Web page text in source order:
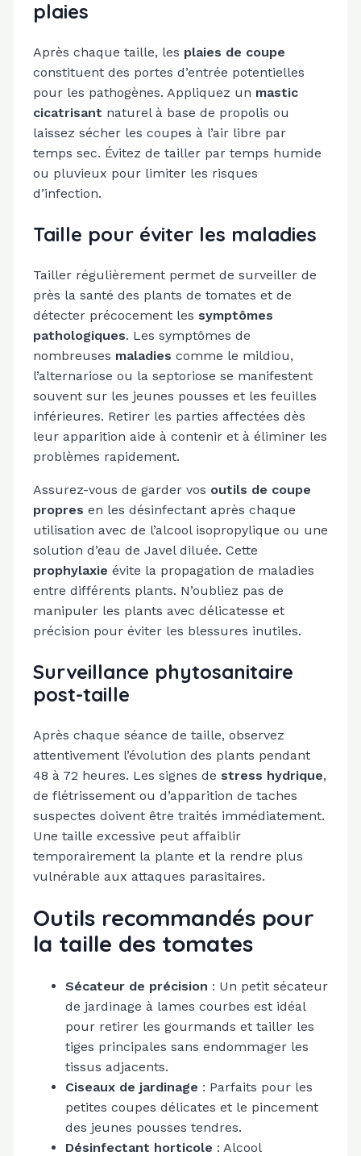
plaies
Après chaque taille, les plaies de coupe
constituent des portes d’entrée potentielles
pour les pathogènes. Appliquez un mastic
cicatrisant naturel à base de propolis ou
laissez sécher les coupes à l’air libre par
temps sec. Évitez de tailler par temps humide
ou pluvieux pour limiter les risques
d’infection.
Taille pour éviter les maladies
Tailler régulièrement permet de surveiller de
près la santé des plants de tomates et de
détecter précocement les symptômes
pathologiques. Les symptômes de
nombreuses maladies comme le mildiou,
l’alternariose ou la septoriose se manifestent
souvent sur les jeunes pousses et les feuilles
inférieures. Retirer les parties affectées dès
leur apparition aide à contenir et à éliminer les
problèmes rapidement.
Assurez-vous de garder vos outils de coupe
propres en les désinfectant après chaque
utilisation avec de l’alcool isopropylique ou une
solution d’eau de Javel diluée. Cette
prophylaxie évite la propagation de maladies
entre différents plants. N’oubliez pas de
manipuler les plants avec délicatesse et
précision pour éviter les blessures inutiles.
Surveillance phytosanitaire
post-taille
Après chaque séance de taille, observez
attentivement l’évolution des plants pendant
48 à 72 heures. Les signes de stress hydrique,
de flétrissement ou d’apparition de taches
suspectes doivent être traités immédiatement.
Une taille excessive peut affaiblir
temporairement la plante et la rendre plus
vulnérable aux attaques parasitaires.
Outils recommandés pour
la taille des tomates
Sécateur de précision : Un petit sécateur
de jardinage à lames courbes est idéal
pour retirer les gourmands et tailler les
tiges principales sans endommager les
tissus adjacents.
Ciseaux de jardinage : Parfaits pour les
petites coupes délicates et le pincement
des jeunes pousses tendres.
Désinfectant horticole : Alcool